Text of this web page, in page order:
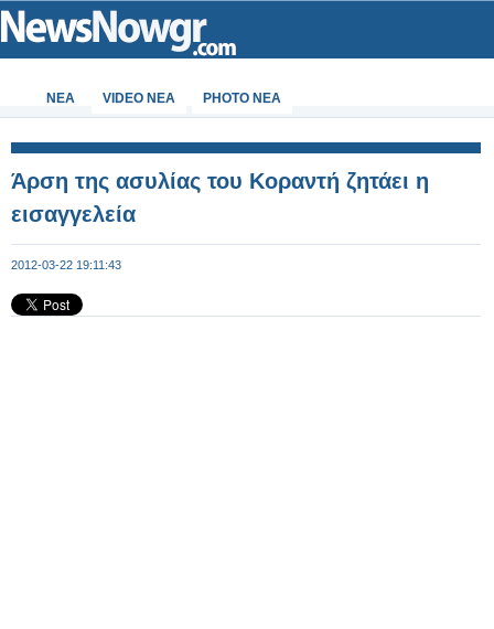
ΝΕΑ VIDEO NEA PHOTO NEA
Άρση της ασυλίας του Κοραντή ζητάει η
εισαγγελεία
2012-03-22 19:11:43